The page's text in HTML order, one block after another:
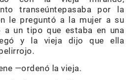
transeúntepasaba por la
le preguntó a la mujer a su
a un tipo que estaba en una
y la vieja dijo que ella
—ordenó la vieja.